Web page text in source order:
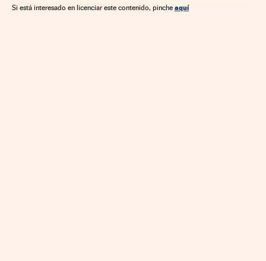
Si está interesado en licenciar este contenido, pinche aquí